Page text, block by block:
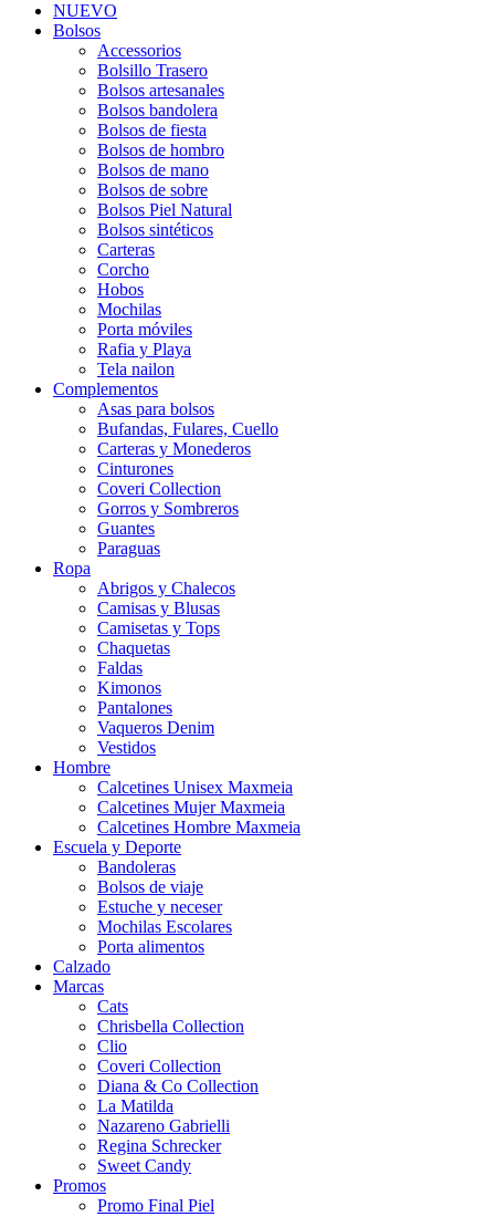
NUEVO
Bolsos
Accessorios
Bolsillo Trasero
Bolsos artesanales
Bolsos bandolera
Bolsos de fiesta
Bolsos de hombro
Bolsos de mano
Bolsos de sobre
Bolsos Piel Natural
Bolsos sintéticos
Carteras
Corcho
Hobos
Mochilas
Porta móviles
Rafia y Playa
Tela nailon
Complementos
Asas para bolsos
Bufandas, Fulares, Cuello
Carteras y Monederos
Cinturones
Coveri Collection
Gorros y Sombreros
Guantes
Paraguas
Ropa
Abrigos y Chalecos
Camisas y Blusas
Camisetas y Tops
Chaquetas
Faldas
Kimonos
Pantalones
Vaqueros Denim
Vestidos
Hombre
Calcetines Unisex Maxmeia
Calcetines Mujer Maxmeia
Calcetines Hombre Maxmeia
Escuela y Deporte
Bandoleras
Bolsos de viaje
Estuche y neceser
Mochilas Escolares
Porta alimentos
Calzado
Marcas
Cats
Chrisbella Collection
Clio
Coveri Collection
Diana & Co Collection
La Matilda
Nazareno Gabrielli
Regina Schrecker
Sweet Candy
Promos
Promo Final Piel